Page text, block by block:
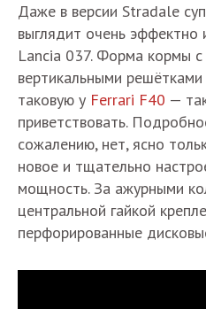
Даже в версии Stradale
выглядит очень
Lancia 037. Форма кормы
вертикальными
таковую у Ferrari F40 —
приветствовать.
сожалению, нет, ясно
новое и тщательно
мощность. За ажурными
центральной гайкой
перфорированные